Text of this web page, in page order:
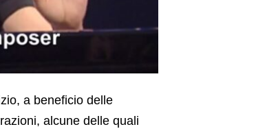
a beneficio delle
alcune delle quali